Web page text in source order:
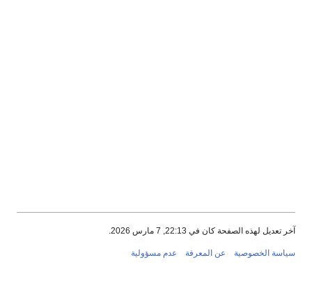
آخر تعديل لهذه الصفحة كان في 22:13, 7 مارس 2026.
سياسة الخصوصية عن المعرفة عدم مسؤولية